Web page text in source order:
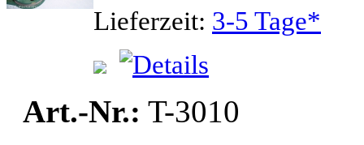
Lieferzeit: 3-5 Tage*
Art.-Nr.: T-3010